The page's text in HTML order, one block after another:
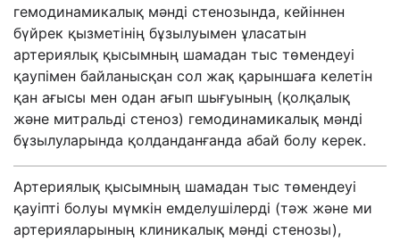
гемодинамикалық мәнді стенозында, кейіннен
бүйрек қызметінің бұзылуымен ұласатын
артериялық қысымның шамадан тыс төмендеуі
қаупімен байланысқан сол жақ қарыншаға келетін
қан ағысы мен одан ағып шығуының (қолқалық
және митральді стеноз) гемодинамикалық мәнді
бұзылуларында қолданданғанда абай болу керек.
Артериялық қысымның шамадан тыс төмендеуі
қауіпті болуы мүмкін емделушілерді (тәж және ми
артерияларының клиникалық мәнді стенозы),